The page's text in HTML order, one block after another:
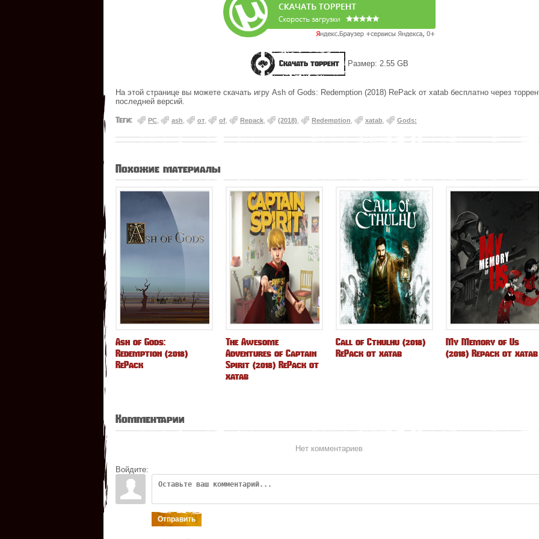
Скачать торрент Размер: 2.55 GB
На этой странице вы можете скачать игру Ash of Gods: Redemption (2018) RePack от xatab бесплатно через
последней версий.
Теги: PC ash от of Repack (2018) Redemption xatab Gods:
Похожие материалы
Ash of Gods:
Redemption (2018)
RePack
The Awesome
Adventures of Captain
Spirit (2018) RePack от
xatab
Call of Cthulhu (2018)
RePack от xatab
My Memory of Us
(2018) Repack от xatab
Комментарии
Нет комментариев
Войдите:
Отправить